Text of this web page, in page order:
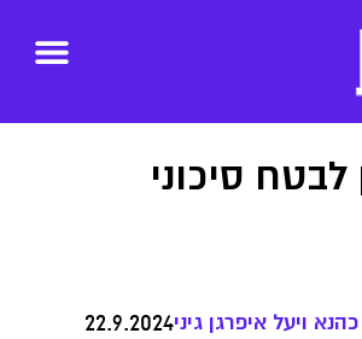
סיכוני
ויעל איפרגן גיני22.9.2024